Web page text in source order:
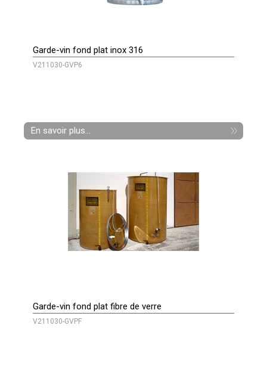
Garde-vin fond plat inox 316
V211030-GVP6
En savoir plus...
Garde-vin fond plat fibre de verre
V211030-GVPF